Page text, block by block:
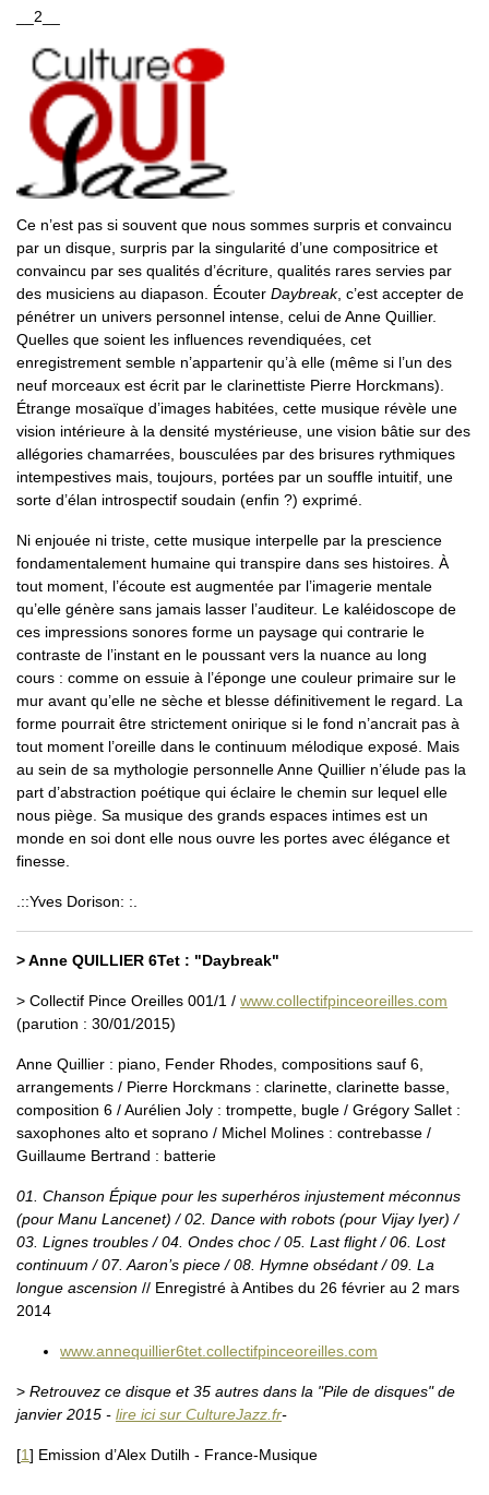
__2__
Ce n’est pas si souvent que nous sommes surpris et convaincu
par un disque, surpris par la singularité d’une compositrice et
convaincu par ses qualités d’écriture, qualités rares servies par
des musiciens au diapason. Écouter Daybreak, c’est accepter de
pénétrer un univers personnel intense, celui de Anne Quillier.
Quelles que soient les influences revendiquées, cet
enregistrement semble n’appartenir qu’à elle (même si l’un des
neuf morceaux est écrit par le clarinettiste Pierre Horckmans).
Étrange mosaïque d’images habitées, cette musique révèle une
vision intérieure à la densité mystérieuse, une vision bâtie sur des
allégories chamarrées, bousculées par des brisures rythmiques
intempestives mais, toujours, portées par un souffle intuitif, une
sorte d’élan introspectif soudain (enfin ?) exprimé.
Ni enjouée ni triste, cette musique interpelle par la prescience
fondamentalement humaine qui transpire dans ses histoires. À
tout moment, l’écoute est augmentée par l’imagerie mentale
qu’elle génère sans jamais lasser l’auditeur. Le kaléidoscope de
ces impressions sonores forme un paysage qui contrarie le
contraste de l’instant en le poussant vers la nuance au long
cours : comme on essuie à l’éponge une couleur primaire sur le
mur avant qu’elle ne sèche et blesse définitivement le regard. La
forme pourrait être strictement onirique si le fond n’ancrait pas à
tout moment l’oreille dans le continuum mélodique exposé. Mais
au sein de sa mythologie personnelle Anne Quillier n’élude pas la
part d’abstraction poétique qui éclaire le chemin sur lequel elle
nous piège. Sa musique des grands espaces intimes est un
monde en soi dont elle nous ouvre les portes avec élégance et
finesse.
.::Yves Dorison: :.
> Anne QUILLIER 6Tet : "Daybreak"
> Collectif Pince Oreilles 001/1 / www.collectifpinceoreilles.com
(parution : 30/01/2015)
Anne Quillier : piano, Fender Rhodes, compositions sauf 6,
arrangements / Pierre Horckmans : clarinette, clarinette basse,
composition 6 / Aurélien Joly : trompette, bugle / Grégory Sallet :
saxophones alto et soprano / Michel Molines : contrebasse /
Guillaume Bertrand : batterie
01. Chanson Épique pour les superhéros injustement méconnus
(pour Manu Lancenet) / 02. Dance with robots (pour Vijay Iyer) /
03. Lignes troubles / 04. Ondes choc / 05. Last flight / 06. Lost
continuum / 07. Aaron’s piece / 08. Hymne obsédant / 09. La
longue ascension // Enregistré à Antibes du 26 février au 2 mars
2014
www.annequillier6tet.collectifpinceoreilles.com
> Retrouvez ce disque et 35 autres dans la "Pile de disques" de
janvier 2015 - lire ici sur CultureJazz.fr-
[1] Emission d’Alex Dutilh - France-Musique